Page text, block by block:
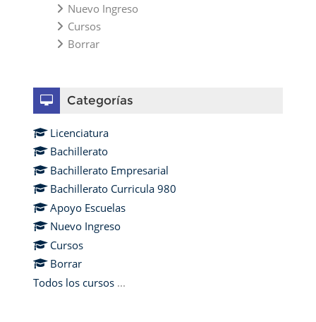
Nuevo Ingreso
Cursos
Borrar
Categorías
Licenciatura
Bachillerato
Bachillerato Empresarial
Bachillerato Curricula 980
Apoyo Escuelas
Nuevo Ingreso
Cursos
Borrar
Todos los cursos ...